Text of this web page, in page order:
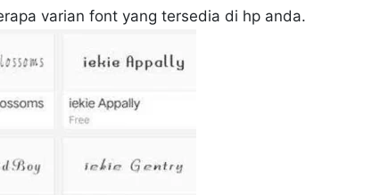
varian font yang tersedia di hp anda.